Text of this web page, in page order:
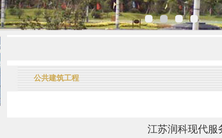
公共建筑工程
江苏润科现代服